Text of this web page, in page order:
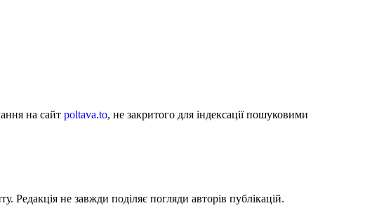
на сайт poltava.to, не закритого для індексації пошуковими
Редакція не завжди поділяє погляди авторів публікацій.